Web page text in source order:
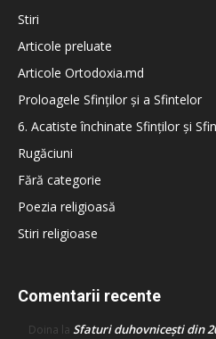
Stiri
Articole preluate
Articole Ortodoxia.md
Proloagele Sfinților și a Sfintelor
6. Acatiste închinate Sfinților și
Rugăciuni
Fără categorie
Poezia religioasă
Stiri religioase
Comentarii recente
Doina la Sfaturi duhovnicești din